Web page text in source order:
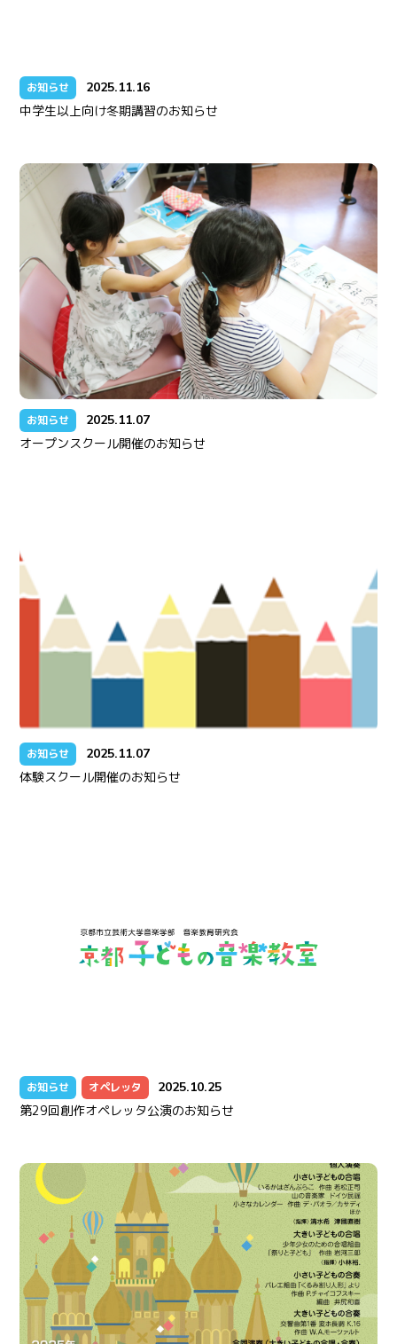
お知らせ 2025.11.16
中学生以上向け冬期講習のお知らせ
お知らせ 2025.11.07
オープンスクール開催のお知らせ
お知らせ 2025.11.07
体験スクール開催のお知らせ
お知らせ オペレッタ 2025.10.25
第29回創作オペレッタ公演のお知らせ